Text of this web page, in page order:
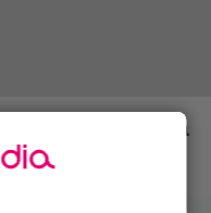
Slipknotista